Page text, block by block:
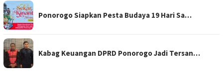
Ponorogo Siapkan Pesta Budaya 19 Hari Sa…
Kabag Keuangan DPRD Ponorogo Jadi Tersan…